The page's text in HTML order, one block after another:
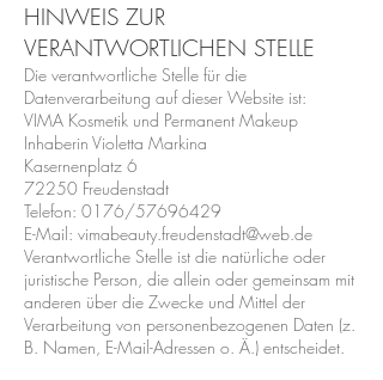
HINWEIS ZUR
VERANTWORTLICHEN STELLE
Die verantwortliche Stelle für die
Datenverarbeitung auf dieser Website ist:
VIMA Kosmetik und Permanent Makeup
Inhaberin Violetta Markina
Kasernenplatz 6
72250 Freudenstadt
Telefon: 0176/57696429
E-Mail: vimabeauty.freudenstadt@web.de
Verantwortliche Stelle ist die natürliche oder
juristische Person, die allein oder gemeinsam mit
anderen über die Zwecke und Mittel der
Verarbeitung von personenbezogenen Daten (z.
B. Namen, E-Mail-Adressen o. Ä.) entscheidet.